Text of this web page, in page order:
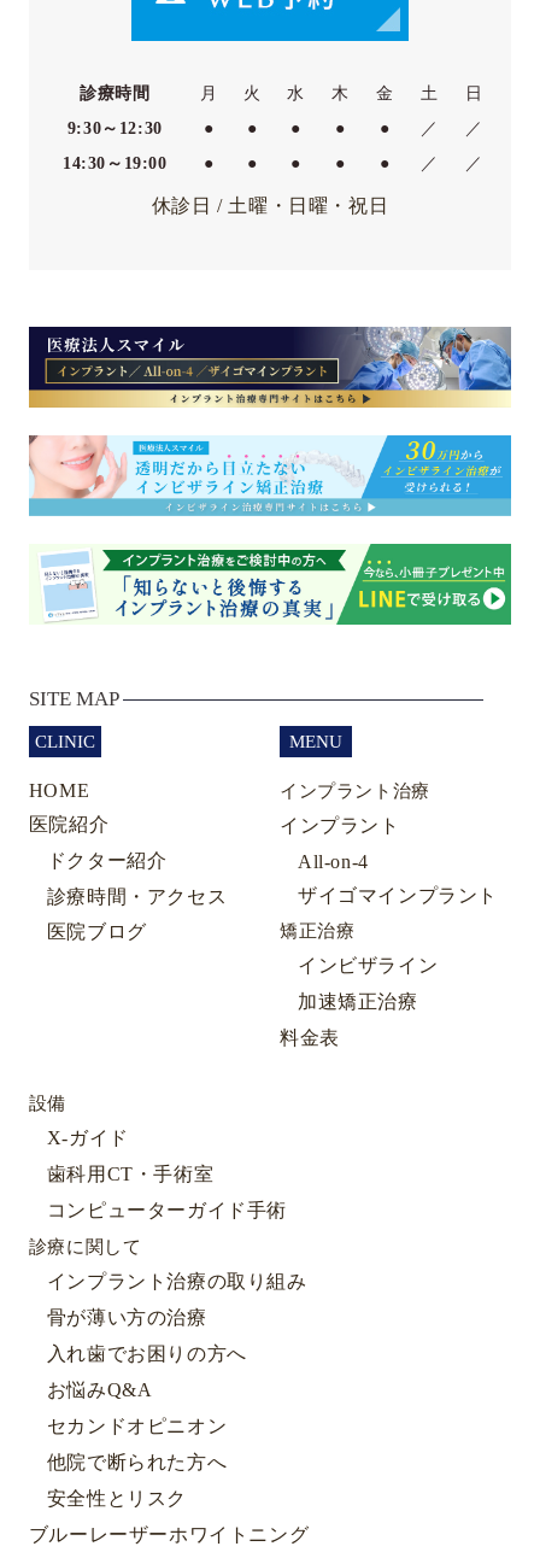
診療時間 月 火 水 木 金 土
日
9:30～12:30
● ● ● ● ● ／
／
14:30～19:00
● ● ● ● ● ／ ／
休診日 / 土曜・日曜・祝日
SITE MAP
CLINIC
HOME
医院紹介
ドクター紹介
診療時間・アクセス
医院ブログ
MENU
インプラント治療
インプラント
All-on-4
ザイゴマインプラント
矯正治療
インビザライン
加速矯正治療
料金表
設備
X-ガイド
歯科用CT・手術室
コンピューターガイド手術
診療に関して
インプラント治療の取り組み
骨が薄い方の治療
入れ歯でお困りの方へ
お悩みQ&A
セカンドオピニオン
他院で断られた方へ
安全性とリスク
ブルーレーザーホワイトニング